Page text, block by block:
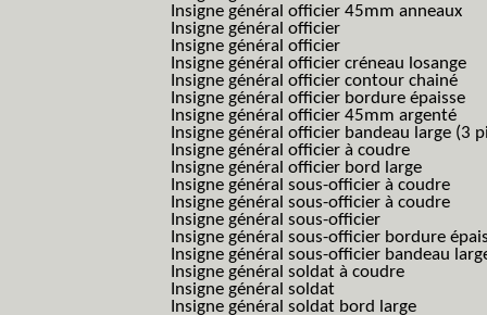
Insigne général officier 45mm anneaux
Insigne général officier
Insigne général officier
Insigne général officier créneau losange
Insigne général officier contour chainé
Insigne général officier bordure épaisse
Insigne général officier 45mm argenté
Insigne général officier bandeau large (3
Insigne général officier à coudre
Insigne général officier bord large
Insigne général sous-officier à coudre
Insigne général sous-officier à coudre
Insigne général sous-officier
Insigne général sous-officier bordure
Insigne général sous-officier bandeau
Insigne général soldat à coudre
Insigne général soldat
Insigne général soldat bord large